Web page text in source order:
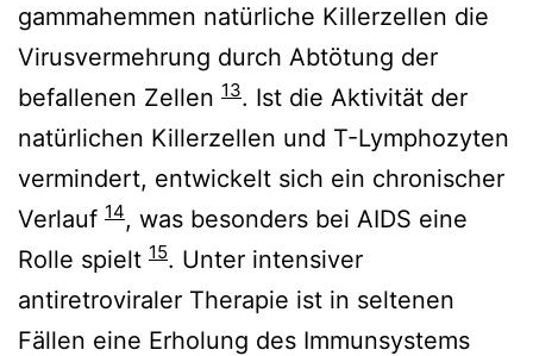
gammahemmen natürliche Killerzellen die
Virusvermehrung durch Abtötung der
befallenen Zellen 13. Ist die Aktivität der
natürlichen Killerzellen und T-Lymphozyten
vermindert, entwickelt sich ein chronischer
Verlauf 14, was besonders bei AIDS eine
Rolle spielt 15. Unter intensiver
antiretroviraler Therapie ist in seltenen
Fällen eine Erholung des Immunsystems